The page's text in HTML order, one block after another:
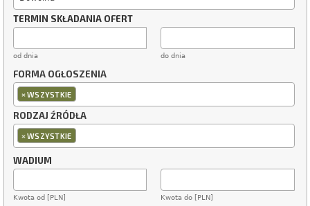
TERMIN SKŁADANIA OFERT
od dnia do dnia
FORMA OGŁOSZENIA
×WSZYSTKIE
RODZAJ ŹRÓDŁA
×WSZYSTKIE
WADIUM
Kwota od [PLN] Kwota do [PLN]